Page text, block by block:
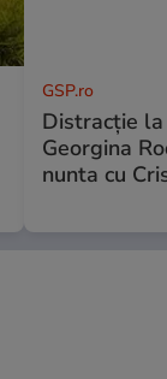
GSP.ro
Distracție
Georgina
nunta cu